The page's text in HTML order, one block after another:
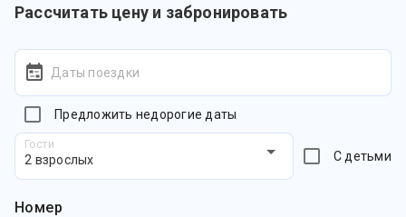
Рассчитать цену и забронировать
Даты поездки
Предложить недорогие даты
Гости
2 взрослых С детьми
Номер